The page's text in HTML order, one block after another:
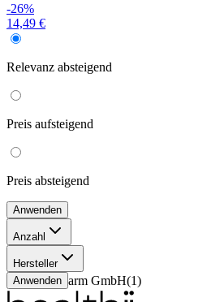
-26%
14,49 €
Relevanz absteigend
Preis aufsteigend
Preis absteigend
Anwenden
Anzahl
50 Stück (1
Hersteller
Ardeypharm GmbH(1)
Anwenden